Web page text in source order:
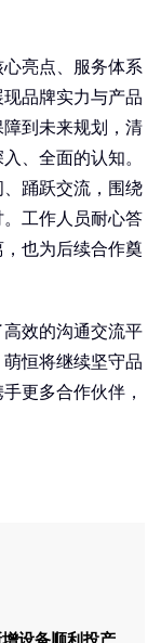
亮点、服务体系
品牌实力与产品
到未来规划，清
、全面的认知。
踊跃交流，围绕
工作人员耐心答
也为后续合作奠
效的沟通交流平
恒将继续坚守品
更多合作伙伴，